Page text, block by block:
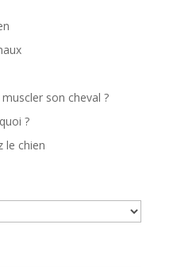
son cheval ?
?
le chien